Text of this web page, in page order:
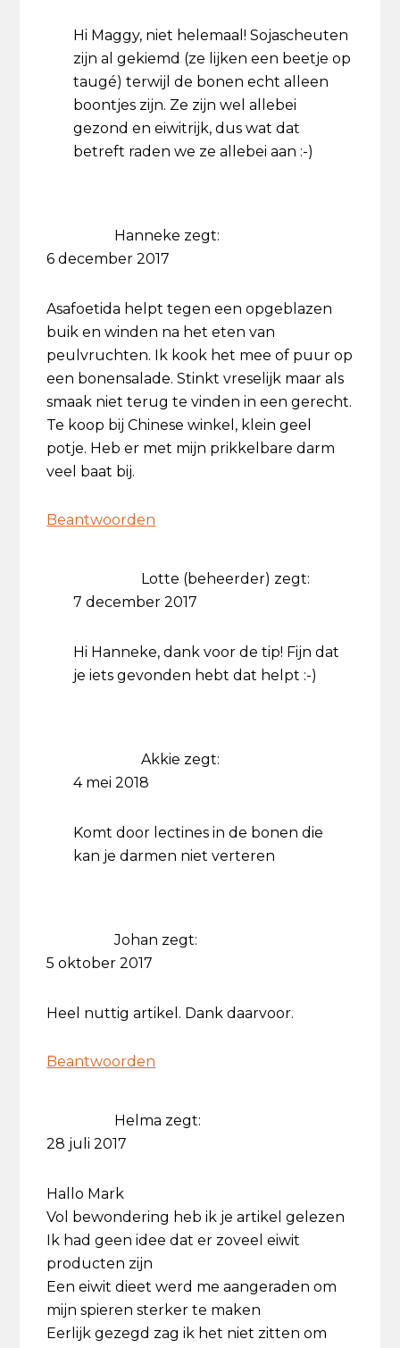
Hi Maggy, niet helemaal! Sojascheuten
zijn al gekiemd (ze lijken een beetje op
taugé) terwijl de bonen echt alleen
boontjes zijn. Ze zijn wel allebei
gezond en eiwitrijk, dus wat dat
betreft raden we ze allebei aan :-)
Hanneke zegt:
6 december 2017
Asafoetida helpt tegen een opgeblazen
buik en winden na het eten van
peulvruchten. Ik kook het mee of puur op
een bonensalade. Stinkt vreselijk maar als
smaak niet terug te vinden in een gerecht.
Te koop bij Chinese winkel, klein geel
potje. Heb er met mijn prikkelbare darm
veel baat bij.
Beantwoorden
Lotte (beheerder) zegt:
7 december 2017
Hi Hanneke, dank voor de tip! Fijn dat
je iets gevonden hebt dat helpt :-)
Akkie zegt:
4 mei 2018
Komt door lectines in de bonen die
kan je darmen niet verteren
Johan zegt:
5 oktober 2017
Heel nuttig artikel. Dank daarvoor.
Beantwoorden
Helma zegt:
28 juli 2017
Hallo Mark
Vol bewondering heb ik je artikel gelezen
Ik had geen idee dat er zoveel eiwit
producten zijn
Een eiwit dieet werd me aangeraden om
mijn spieren sterker te maken
Eerlijk gezegd zag ik het niet zitten om